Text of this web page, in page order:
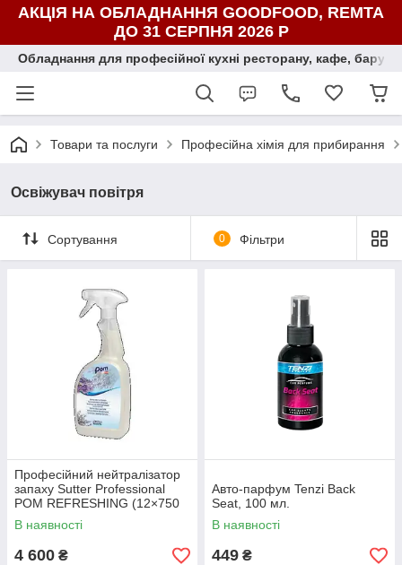
АКЦІЯ НА ОБЛАДНАННЯ GOODFOOD, REMTA
ДО 31 СЕРПНЯ 2026 Р
Обладнання для професійної кухні ресторану, кафе, бару,
Товари та послуги Професійна хімія для прибирання
Освіжувач повітря
Сортування 0 Фільтри
Професійний нейтралізатор
запаху Sutter Professional
POM REFRESHING (12×750
мл)
В наявності
4 600 ₴
Авто-парфум Tenzi Back
Seat, 100 мл.
В наявності
449 ₴